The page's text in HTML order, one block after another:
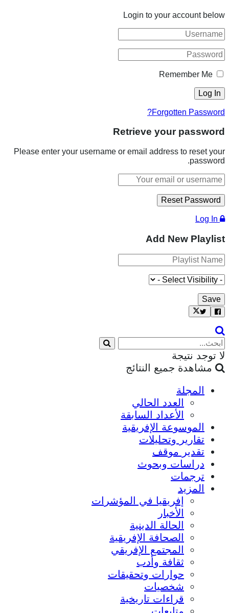
Login to your account below
Remember Me
Forgotten Password?
Retrieve your password
Please enter your username or email address to reset your
password.
Add New Playlist
لا توجد نتيجة
مشاهدة جميع النتائج
المجلة
العدد الحالي
الأعداد السابقة
الموسوعة الإفريقية
تقارير وتحليلات
تقدير موقف
دراسات وبحوث
ترجمات
المزيد
إفريقيا في المؤشرات
الأخبار
الحالة الدينية
الصحافة الإفريقية
المجتمع الإفريقي
ثقافة وأدب
حوارات وتحقيقات
شخصيات
قراءات تاريخية